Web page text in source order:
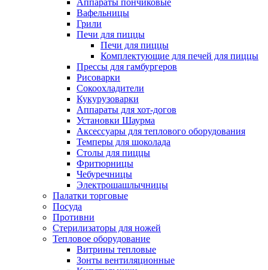
Вафельницы
Грили
Печи для пиццы
Печи для пиццы
Комплектующие для печей для пиццы
Прессы для гамбургеров
Рисоварки
Сокоохладители
Кукурузоварки
Аппараты для хот-догов
Установки Шаурма
Аксессуары для теплового оборудования
Темперы для шоколада
Столы для пиццы
Фритюрницы
Чебуречницы
Электрошашлычницы
Палатки торговые
Посуда
Противни
Стерилизаторы для ножей
Тепловое оборудование
Витрины тепловые
Зонты вентиляционные